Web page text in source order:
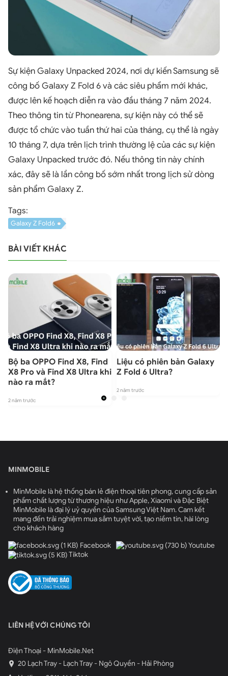
Sự kiện Galaxy Unpacked 2024, nơi dự kiến Samsung sẽ
công bố Galaxy Z Fold 6 và các siêu phẩm mới khác,
được lên kế hoạch diễn ra vào đầu tháng 7 năm 2024.
Theo thông tin từ Phonearena, sự kiện này có thể sẽ
được tổ chức vào tuần thứ hai của tháng, cụ thể là ngày
10 tháng 7, dựa trên lịch trình thường lệ của các sự kiện
Galaxy Unpacked trước đó. Nếu thông tin này chính
xác, đây sẽ là lần công bố sớm nhất trong lịch sử dòng
sản phẩm Galaxy Z.
Tags:
Galaxy Z Fold6
BÀI VIẾT KHÁC
Bộ ba OPPO Find X8, Find
X8 Pro và Find X8 Ultra khi
nào ra mắt?
2 năm trước
Liệu có phiên bản Galaxy
Z Fold 6 Ultra?
2 năm trước
MINMOBILE
MinMobile là hệ thống bán lẻ điện thoại tiên phong, cung cấp sản
phẩm chất lượng từ thương hiệu như Apple, Xiaomi và Đặc Biệt
MinMobile là đại lý uỷ quyền của Samsung Việt Nam. Cam kết
mang đến trải nghiệm mua sắm tuyệt vời, tạo niềm tin, hài lòng
cho khách hàng
Facebook
Youtube
Tiktok
LIÊN HỆ VỚI CHÚNG TÔI
Điện Thoại - MinMobile.Net
20 Lạch Tray - Lạch Tray - Ngô Quyền - Hải Phòng